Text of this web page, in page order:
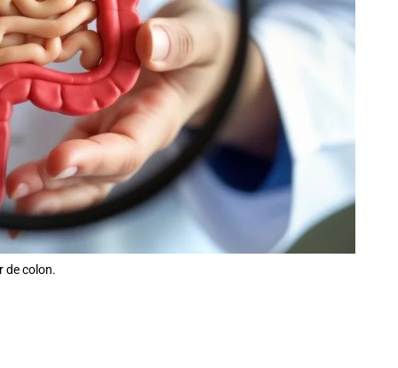
de colon.